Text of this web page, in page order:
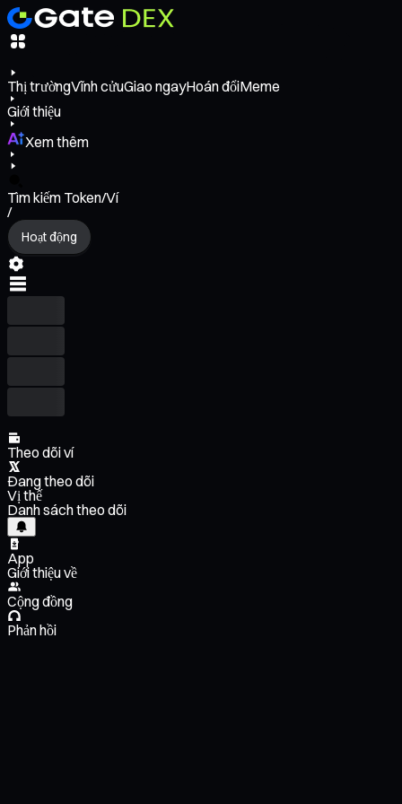
Thị trườngVĩnh cửuGiao ngayHoán đổiMeme
Giới thiệu
Xem thêm
Tìm kiếm Token/Ví
/
Hoạt động
Theo dõi ví
Đang theo dõi
Vị thế
Danh sách theo dõi
App
Giới thiệu về
Cộng đồng
Phản hồi